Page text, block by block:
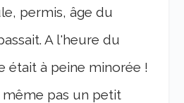
permis, âge du
A l'heure du
était à peine minorée !
pas un petit